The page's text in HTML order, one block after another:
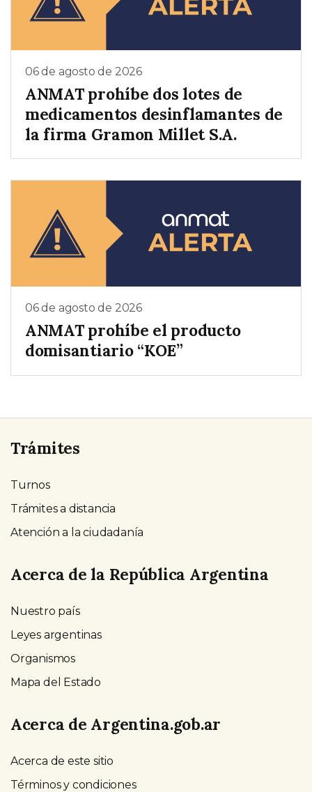
06 de agosto de 2026
ANMAT prohíbe dos lotes de
medicamentos desinflamantes de
la firma Gramon Millet S.A.
06 de agosto de 2026
ANMAT prohíbe el producto
domisantiario “KOE”
Trámites
Turnos
Trámites a distancia
Atención a la ciudadanía
Acerca de la República Argentina
Nuestro país
Leyes argentinas
Organismos
Mapa del Estado
Acerca de Argentina.gob.ar
Acerca de este sitio
Términos y condiciones